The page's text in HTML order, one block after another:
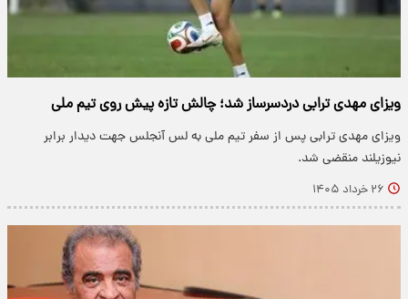
ویزای مهدی ترابی دردسرساز شد؛ چالش تازه پیش روی تیم ملی
ویزای مهدی ترابی پس از سفر تیم ملی به لس آنجلس جهت دیدار برابر
نیوزیلند منقضی شد.
۲۶ خرداد ۱۴۰۵